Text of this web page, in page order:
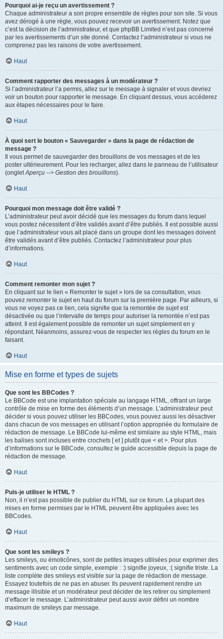
Pourquoi ai-je reçu un avertissement ?
Chaque administrateur a son propre ensemble de règles pour son site. Si vous
avez dérogé à une règle, vous pouvez recevoir un avertissement. Notez que
c’est la décision de l’administrateur, et que phpBB Limited n’est pas concerné
par les avertissements d’un site donné. Contactez l’administrateur si vous ne
comprenez pas les raisons de votre avertissement.
Haut
Comment rapporter des messages à un modérateur ?
Si l’administrateur l’a permis, allez sur le message à signaler et vous devriez
voir un bouton pour rapporter le message. En cliquant dessus, vous accéderez
aux étapes nécessaires pour le faire.
Haut
À quoi sert le bouton « Sauvegarder » dans la page de rédaction de
message ?
Il vous permet de sauvegarder des brouillons de vos messages et de les
poster ultérieurement. Pour les recharger, allez dans le panneau de l’utilisateur
(ongletAperçu --> Gestion des brouillons).
Haut
Pourquoi mon message doit être validé ?
L’administrateur peut avoir décidé que les messages du forum dans lequel
vous postez nécessitent d’être validés avant d’être publiés. Il est possible aussi
que l’administrateur vous ait placé dans un groupe dont les messages doivent
être validés avant d’être publiés. Contactez l’administrateur pour plus
d’informations.
Haut
Comment remonter mon sujet ?
En cliquant sur le lien « Remonter le sujet » lors de sa consultation, vous
pouvez remonterle sujet en haut du forum sur la première page. Par ailleurs, si
vous ne voyez pas ce lien, cela signifie que la remontée de sujet est
désactivée ou que l’intervalle de temps pour autoriser la remontée n’est pas
atteint. Il est également possible de remonter un sujet simplement en y
répondant. Néanmoins, assurez-vous de respecter les règles du forum en le
faisant.
Haut
Mise en forme et types de sujets
Que sont les BBCodes ?
Le BBCode est une implantation spéciale au langage HTML, offrant un large
contrôle de mise en forme des éléments d’un message. L’administrateur peut
décider si vous pouvez utiliser les BBCodes, vous pouvez aussi les désactiver
dans chacun de vos messages en utilisant l’option appropriée du formulaire de
rédaction de message. Le BBCode lui-même est similaire au style HTML, mais
les balises sont incluses entre crochets [ et ] plutôt que < et >. Pour plus
d’informations sur le BBCode, consultez le guide accessible depuis la page de
rédaction de message.
Haut
Puis-je utiliser le HTML ?
Non, il n’est pas possible de publier du HTML sur ce forum. La plupart des
mises en forme permises par le HTML peuvent être appliquées avec les
BBCodes.
Haut
Que sont les smileys ?
Les smileys, ou émoticônes, sont de petites images utilisées pour exprimer des
sentiments avec un code simple, exemple : :) signifie joyeux, :( signifie triste. La
liste complète des smileys est visible sur la page de rédaction de message.
Essayez toutefois de ne pas en abuser. Ils peuvent rapidement rendre un
message illisible et un modérateur peut décider de les retirer ou simplement
d’effacer le message. L’administrateur peut aussi avoir défini un nombre
maximum de smileys par message.
Haut